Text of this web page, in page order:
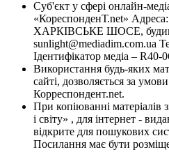
Суб'єкт у сфері онлайн-
«КореспонденТ.net»
ХАРКІВСЬКЕ ШОСЕ,
sunlight@mediadim.com.ua
Ідентифікатор медіа – R40-
Використання будь-яких
сайті, дозволяється за
Корреспондент.net.
При копіюванні матеріалів
і світу» , для інтернет -
відкрите для пошукових
Посилання має бути